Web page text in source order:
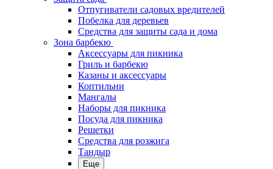
Отпугиватели садовых вредителей
Побелка для деревьев
Средства для защиты сада и дома
Зона барбекю
Аксессуары для пикника
Гриль и барбекю
Казаны и аксессуары
Коптильни
Мангалы
Наборы для пикника
Посуда для пикника
Решетки
Средства для розжига
Тандыр
Еще